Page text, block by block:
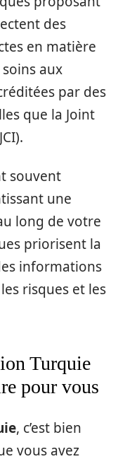
des
en matière
aux
par des
que la Joint
souvent
une
long de votre
priorisent la
informations
risques et les
Turquie
pour vous
, c’est bien
vous avez